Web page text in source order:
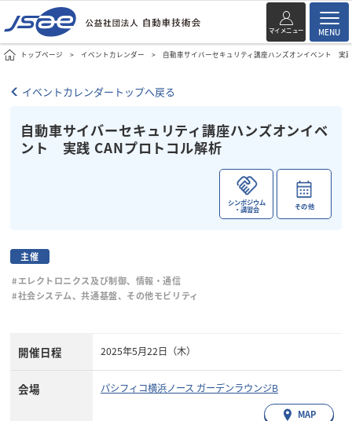
マイメニュー MENU
トップページ イベントカレンダー 自動車サイバーセキュリティ講座ハンズオンイベント 実
イベントカレンダートップへ戻る
自動車サイバーセキュリティ講座ハンズオンイベ
ント 実践 CANプロトコル解析
シンポジウム
・講習会 その他
主催
#エレクトロニクス及び制御、情報・通信
#社会システム、共通基盤、その他モビリティ
開催日程 2025年5月22日（木）
会場 パシフィコ横浜ノース ガーデンラウンジB
MAP